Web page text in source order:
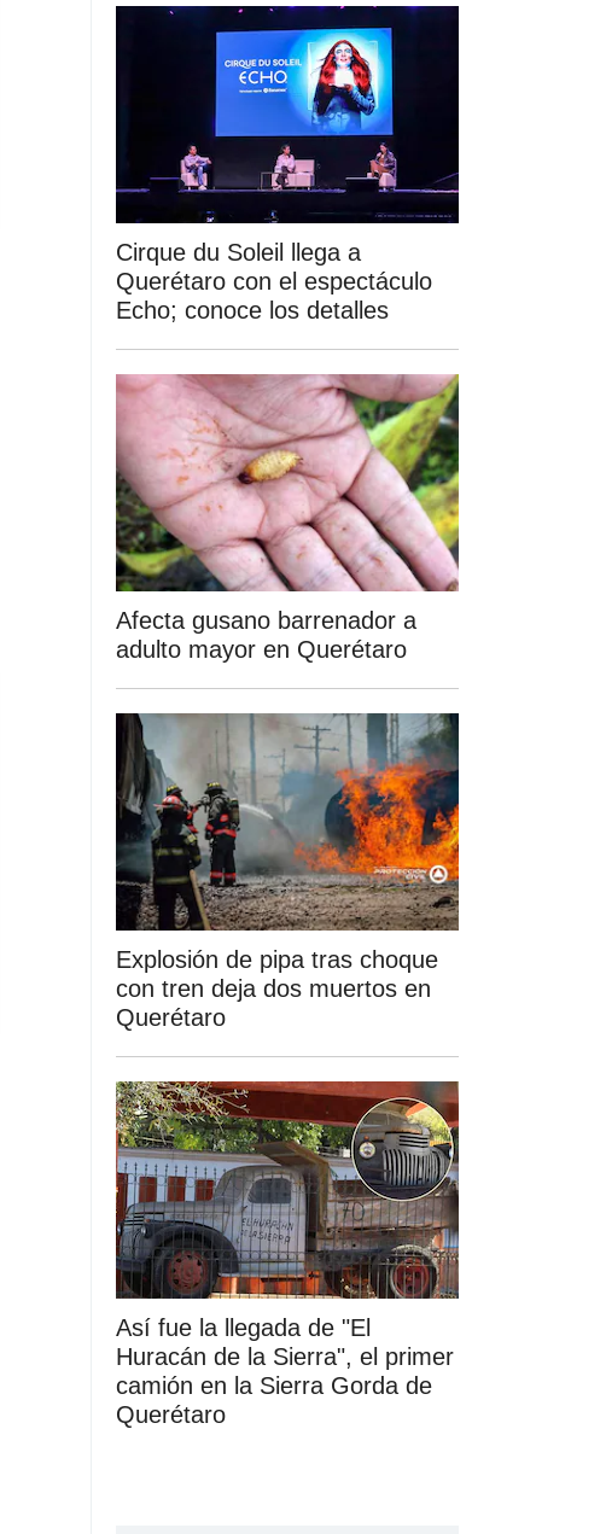
Cirque du Soleil llega a
Querétaro con el espectáculo
Echo; conoce los detalles
Afecta gusano barrenador a
adulto mayor en Querétaro
Explosión de pipa tras choque
con tren deja dos muertos en
Querétaro
Así fue la llegada de "El
Huracán de la Sierra", el primer
camión en la Sierra Gorda de
Querétaro